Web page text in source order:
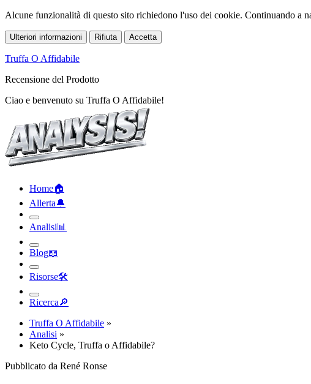
Alcune funzionalità di questo sito richiedono l'uso dei cookie. Continuando a
Ulteriori informazioni Rifiuta Accetta
Truffa O Affidabile
Recensione del Prodotto
Ciao e benvenuto su Truffa O Affidabile!
Home🏠︎
Allerta🔔︎
Analisi📊︎
Blog📖︎
Risorse🛠︎
Ricerca🔎︎
Truffa O Affidabile »
Analisi »
Keto Cycle, Truffa o Affidabile?
Pubblicato da René Ronse